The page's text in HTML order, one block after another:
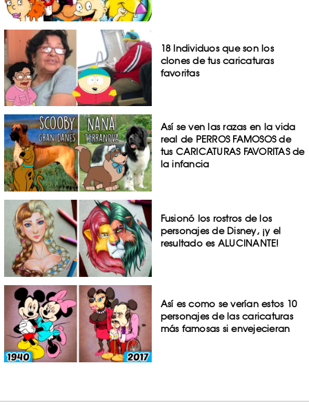
18 Individuos que son los
clones de tus caricaturas
favoritas
Así se ven las razas en la vida
real de PERROS FAMOSOS de
tus CARICATURAS FAVORITAS de
la infancia
Fusionó los rostros de los
personajes de Disney, ¡y el
resultado es ALUCINANTE!
Así es como se verían estos 10
personajes de las caricaturas
más famosas si envejecieran